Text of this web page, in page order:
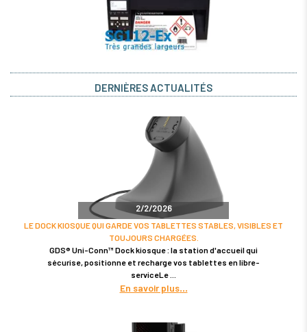
DERNIÈRES ACTUALITÉS
2/2/2026
LE DOCK KIOSQUE QUI GARDE VOS TABLETTES STABLES, VISIBLES ET
TOUJOURS CHARGÉES.
GDS® Uni-Conn™ Dock kiosque : la station d'accueil qui
sécurise, positionne et recharge vos tablettes en libre-
serviceLe
En savoir plus